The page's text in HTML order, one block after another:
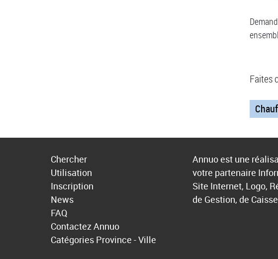
Faites
Chercher
Utilisation
Inscription
News
FAQ
Contactez Annuo
Catégories Province - Ville
Annuo est une
votre partenaire
Site Internet, Logo,
de Gestion, de